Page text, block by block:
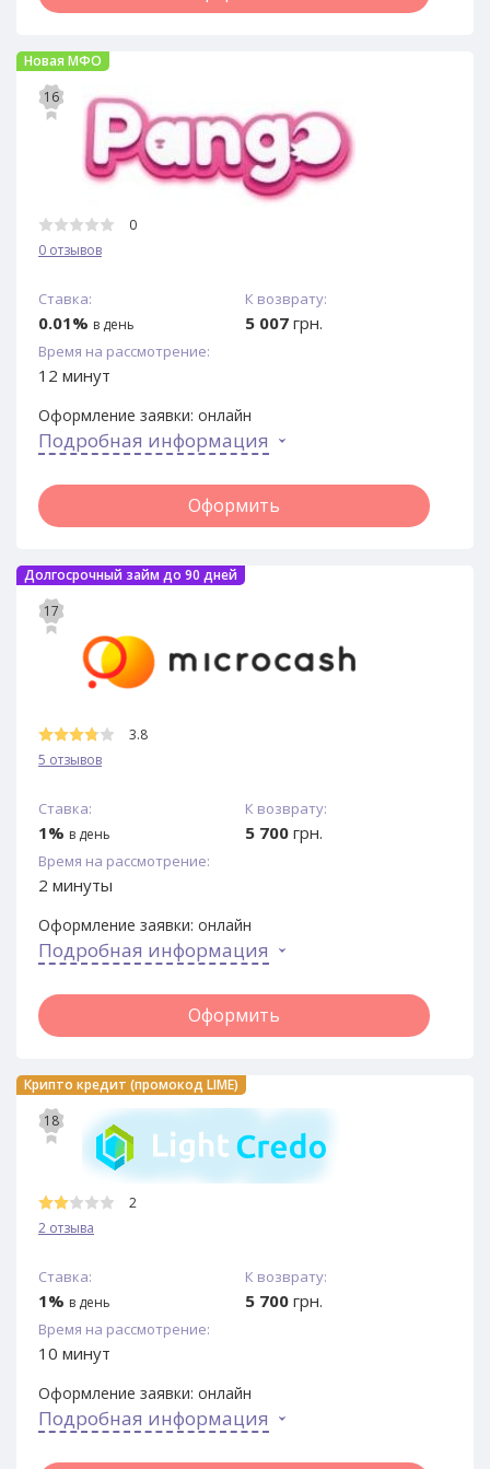
Новая МФО
16
0
0 отзывов
Ставка:
0.01% в день
К возврату:
5 007 грн.
Время на рассмотрение:
12 минут
Оформление заявки: онлайн
Подробная информация
Оформить
Долгосрочный займ до 90 дней
17
3.8
5 отзывов
Ставка:
1% в день
К возврату:
5 700 грн.
Время на рассмотрение:
2 минуты
Оформление заявки: онлайн
Подробная информация
Оформить
Крипто кредит (промокод LIME)
18
2
2 отзыва
Ставка:
1% в день
К возврату:
5 700 грн.
Время на рассмотрение:
10 минут
Оформление заявки: онлайн
Подробная информация